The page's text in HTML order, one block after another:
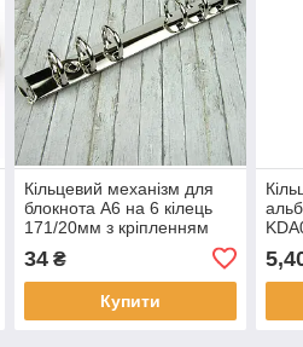
Кільцевий механізм для
блокнота А6 на 6 кілець
171/20мм з кріпленням
34₴
Купити